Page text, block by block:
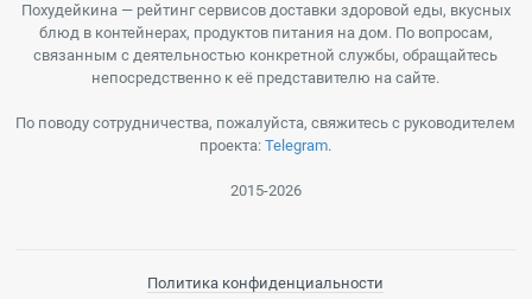
Похудейкина — рейтинг сервисов доставки здоровой еды, вкусных
блюд в контейнерах, продуктов питания на дом. По вопросам,
связанным с деятельностью конкретной службы, обращайтесь
непосредственно к её представителю на сайте.
По поводу сотрудничества, пожалуйста, свяжитесь с руководителем
проекта:Telegram.
2015-2026
Политика конфиденциальности